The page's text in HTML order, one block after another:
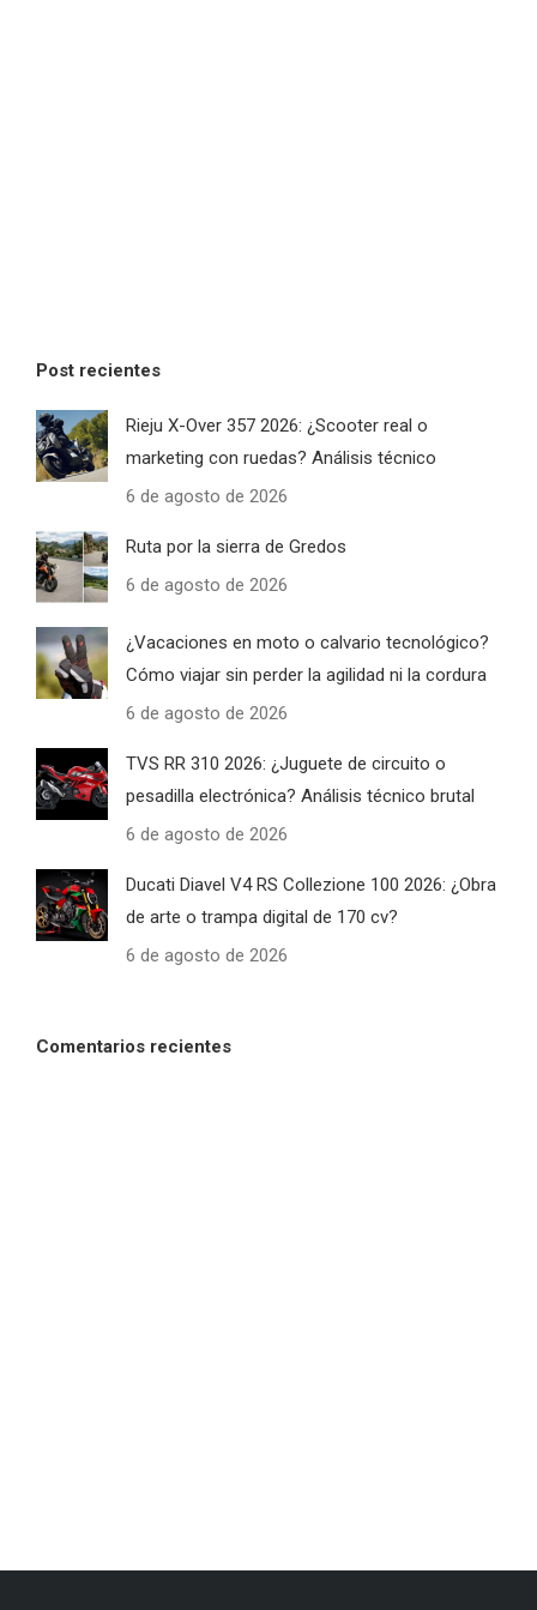
Post recientes
Rieju X-Over 357 2026: ¿Scooter real o
marketing con ruedas? Análisis técnico
6 de agosto de 2026
Ruta por la sierra de Gredos
6 de agosto de 2026
¿Vacaciones en moto o calvario tecnológico?
Cómo viajar sin perder la agilidad ni la cordura
6 de agosto de 2026
TVS RR 310 2026: ¿Juguete de circuito o
pesadilla electrónica? Análisis técnico brutal
6 de agosto de 2026
Ducati Diavel V4 RS Collezione 100 2026: ¿Obra
de arte o trampa digital de 170 cv?
6 de agosto de 2026
Comentarios recientes